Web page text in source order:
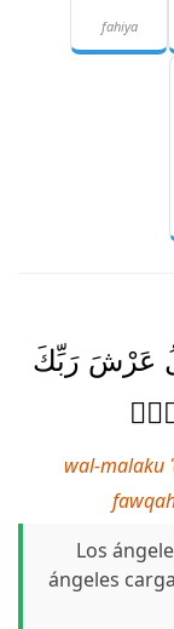
fahiya
عَرْشَ رَبِّكَ
wal-malaku
Los
ángeles